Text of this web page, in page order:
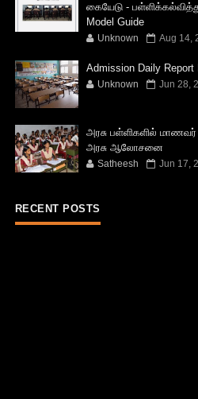
கையேடு -
Model Guide
Unknown Aug 14,
Admission Daily Report
Unknown Jun 28,
அரசு பள்ளிகளில் மாணவர்
அரசு ஆலோசனை
Satheesh Jun 17,
RECENT POSTS